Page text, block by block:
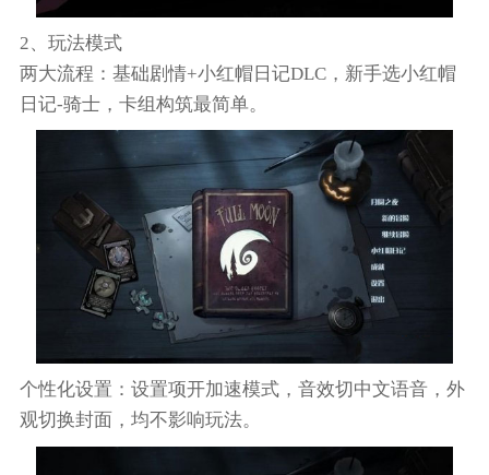
2、玩法模式
两大流程：基础剧情+小红帽日记DLC，新手选小红帽
日记-骑士，卡组构筑最简单。
个性化设置：设置项开加速模式，音效切中文语音，外
观切换封面，均不影响玩法。